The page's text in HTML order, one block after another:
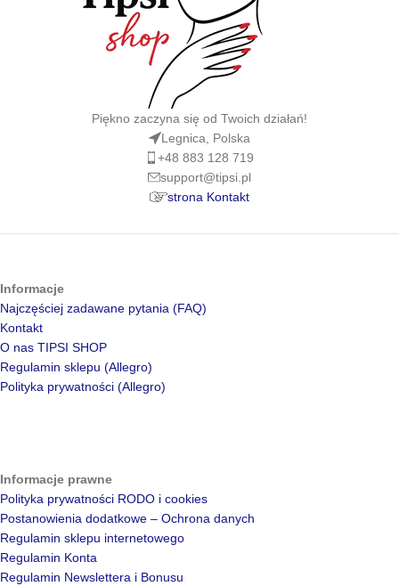
Piękno zaczyna się od Twoich działań!
Legnica, Polska
+48 883 128 719
support@tipsi.pl
strona Kontakt
Informacje
Najczęściej zadawane pytania (FAQ)
Kontakt
O nas TIPSI SHOP
Regulamin sklepu (Allegro)
Polityka prywatności (Allegro)
Informacje prawne
Polityka prywatności RODO i cookies
Postanowienia dodatkowe – Ochrona danych
Regulamin sklepu internetowego
Regulamin Konta
Regulamin Newslettera i Bonusu